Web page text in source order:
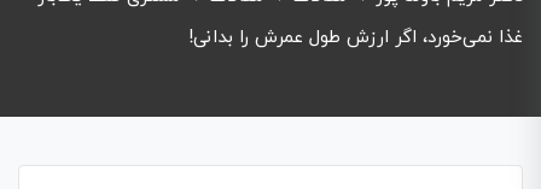
غذا نمی‌خورد، اگر ارزش طول عمرش را بدانی!